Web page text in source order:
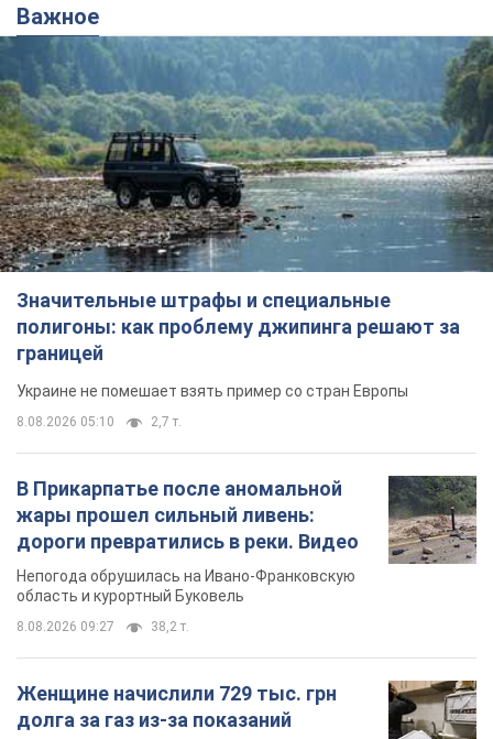
Важное
Значительные штрафы и специальные
полигоны: как проблему джипинга решают за
границей
Украине не помешает взять пример со стран Европы
8.08.2026 05:10 2,7 т.
В Прикарпатье после аномальной
жары прошел сильный ливень:
дороги превратились в реки. Видео
Непогода обрушилась на Ивано-Франковскую
область и курортный Буковель
8.08.2026 09:27 38,2 т.
Женщине начислили 729 тыс. грн
долга за газ из-за показаний